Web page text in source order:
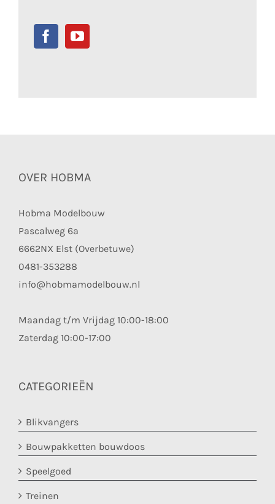
OVER HOBMA
Hobma Modelbouw
Pascalweg 6a
6662NX Elst (Overbetuwe)
0481-353288
info@hobmamodelbouw.nl
Maandag t/m Vrijdag 10:00-18:00
Zaterdag 10:00-17:00
CATEGORIEËN
Blikvangers
Bouwpakketten bouwdoos
Speelgoed
Treinen